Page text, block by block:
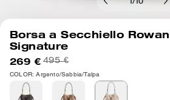
/ 10
Borsa a Secchiello
Signature
269 € 495 €
COLOR: Argento/Sabbia/Talpa